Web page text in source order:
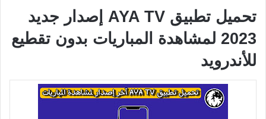
تحميل تطبيق AYA TV إصدار جديد
2023 لمشاهدة المباريات بدون تقطيع
للأندرويد